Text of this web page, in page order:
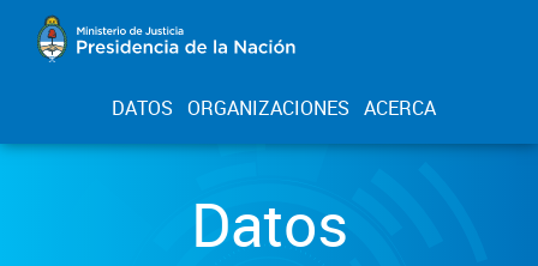
DATOS ORGANIZACIONES ACERCA
Datos